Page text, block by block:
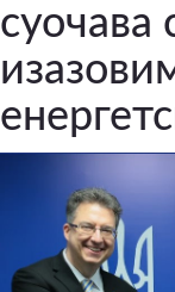
суочава